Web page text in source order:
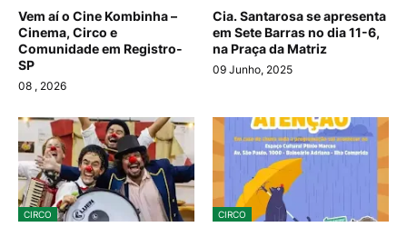
Vem aí o Cine Kombinha –
Cinema, Circo e
Comunidade em Registro-
SP
08 , 2026
Cia. Santarosa se apresenta
em Sete Barras no dia 11-6,
na Praça da Matriz
09 Junho, 2025
CIRCO CIRCO